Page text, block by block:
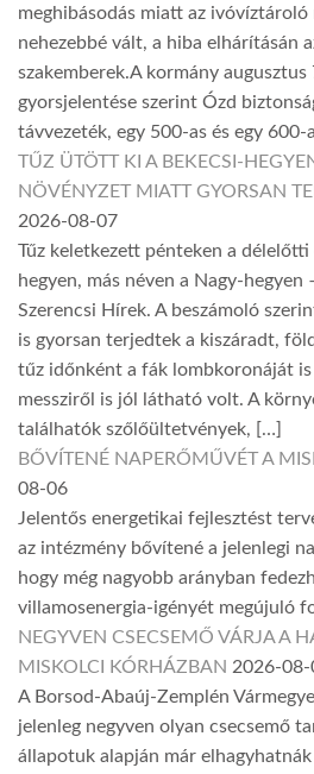
meghibásodás miatt az
nehezebbé vált, a hiba elhárításán
szakemberek.A kormány augusztus
gyorsjelentése szerint Ózd
távvezeték, egy 500-as és egy
TŰZ ÜTÖTT KI A BEKECSI-
NÖVÉNYZET MIATT GYORSAN
2026-08-07
Tűz keletkezett pénteken a délelőtti
hegyen, más néven a Nagy-hegyen
Szerencsi Hírek. A beszámoló
is gyorsan terjedtek a kiszáradt,
tűz időnként a fák lombkoronáját
messziről is jól látható volt. A
találhatók szőlőültetvények, […]
BŐVÍTENÉ NAPERŐMŰVÉT A
08-06
Jelentős energetikai fejlesztést
az intézmény bővítené a jelenlegi
hogy még nagyobb arányban
villamosenergia-igényét megújuló
NEGYVEN CSECSEMŐ VÁRJA A
MISKOLCI KÓRHÁZBAN 2026-08-
A Borsod-Abaúj-Zemplén
jelenleg negyven olyan csecsemő
állapotuk alapján már